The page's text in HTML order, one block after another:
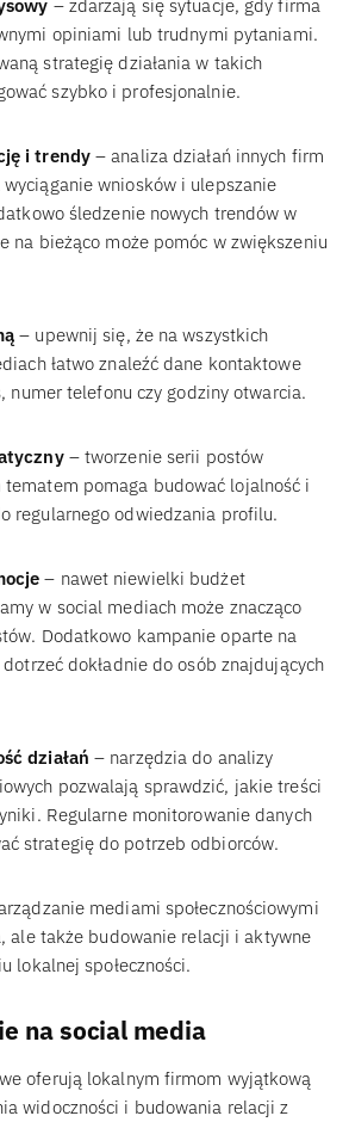
– zdarzają się sytuacje, gdy firma
opiniami lub trudnymi pytaniami.
strategię działania w takich
szybko i profesjonalnie.
i trendy– analiza działań innych firm
wniosków i ulepszanie
śledzenie nowych trendów w
na bieżąco może pomóc w zwiększeniu
– upewnij się, że na wszystkich
łatwo znaleźć dane kontaktowe
numer telefonu czy godziny otwarcia.
– tworzenie serii postów
tematem pomaga budować lojalność i
regularnego odwiedzania profilu.
– nawet niewielki budżet
w social mediach może znacząco
Dodatkowo kampanie oparte na
dokładnie do osób znajdujących
działań – narzędzia do analizy
pozwalają sprawdzić, jakie treści
Regularne monitorowanie danych
strategię do potrzeb odbiorców.
mediami społecznościowymi
ale także budowanie relacji i aktywne
lokalnej społeczności.
na social media
oferują lokalnym firmom wyjątkową
widoczności i budowania relacji z